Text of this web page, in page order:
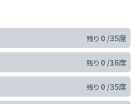
残り 0 /35席
残り 0 /16席
残り 0 /35席